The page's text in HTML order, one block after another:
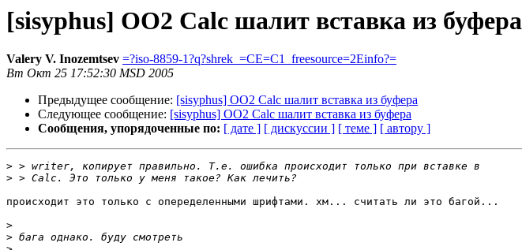
[sisyphus] OO2 Calc шалит вставка из буфера
Valery V. Inozemtsev =?iso-8859-1?q?shrek_=CE=C1_freesource=2Einfo?=
Вт Окт 25 17:52:30 MSD 2005
Предыдущее сообщение: [sisyphus] OO2 Calc шалит вставка из буфера
Следующее сообщение: [sisyphus] OO2 Calc шалит вставка из буфера
Сообщения, упорядоченные по: [ дате ] [ дискуссии ] [ теме ] [ автору ]
>
>
происходит это только с опеределенными шрифтами. хм... считать ли это багой...
>
>